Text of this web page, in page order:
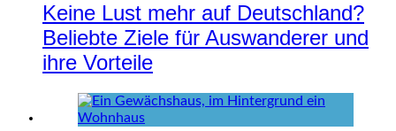
Keine Lust mehr auf Deutschland?
Beliebte Ziele für Auswanderer und
ihre Vorteile